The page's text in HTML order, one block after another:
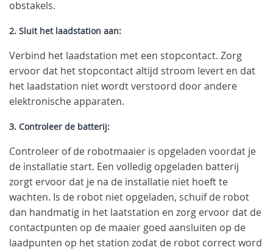
obstakels.
2. Sluit het laadstation aan:
Verbind het laadstation met een stopcontact. Zorg
ervoor dat het stopcontact altijd stroom levert en dat
het laadstation niet wordt verstoord door andere
elektronische apparaten.
3. Controleer de batterij:
Controleer of de robotmaaier is opgeladen voordat je
de installatie start. Een volledig opgeladen batterij
zorgt ervoor dat je na de installatie niet hoeft te
wachten. Is de robot niet opgeladen, schuif de robot
dan handmatig in het laatstation en zorg ervoor dat de
contactpunten op de maaier goed aansluiten op de
laadpunten op het station zodat de robot correct word